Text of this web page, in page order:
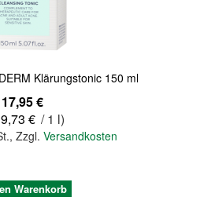
Klärungstonic 150 ml
17,95 €
€ / 1 l)
, Zzgl. Versandkosten
Warenkorb